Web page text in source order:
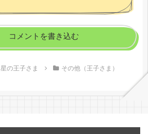
コメントを書き込む
星の王子さま その他（王子さま）